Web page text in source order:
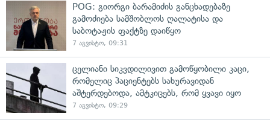
POG: გიორგი ბარამიძის განცხადებაზე
გამოძიება სამშობლოს ღალატისა და
საბოტაჟის ფაქტზე დაიწყო
7 აგვისტო, 09:31
ცელიანი სიკვდილივით გამოწყობილი კაცი,
რომელიც პაციენტებს სახურავიდან
აშტერდებოდა, ამტკიცებს, რომ ყვავი იყო
7 აგვისტო, 09:29